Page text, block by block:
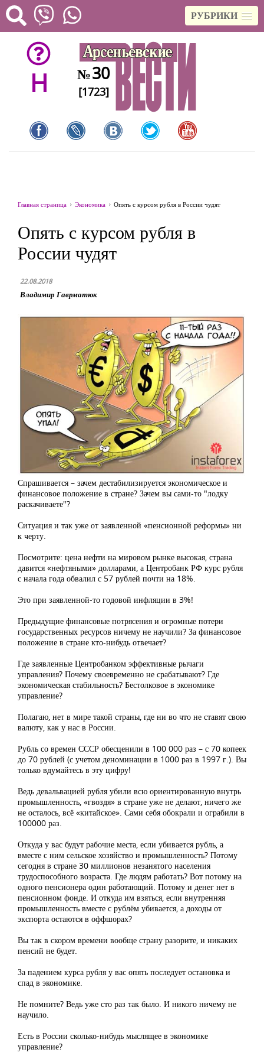
РУБРИКИ
H №30
[1723]
Главная страница Экономика Опять с курсом рубля в России чудят
Опять с курсом рубля в
России чудят
22.08.2018
Владимир Гаврматюк
Спрашивается – зачем дестабилизируется экономическое и
финансовое положение в стране? Зачем вы сами-то "лодку
раскачиваете"?
Ситуация и так уже от заявленной «пенсионной реформы» ни
к черту.
Посмотрите: цена нефти на мировом рынке высокая, страна
давится «нефтяными» долларами, а Центробанк РФ курс рубля
с начала года обвалил с 57 рублей почти на 18%.
Это при заявленной-то годовой инфляции в 3%!
Предыдущие финансовые потрясения и огромные потери
государственных ресурсов ничему не научили? За финансовое
положение в стране кто-нибудь отвечает?
Где заявленные Центробанком эффективные рычаги
управления? Почему своевременно не срабатывают? Где
экономическая стабильность? Бестолковое в экономике
управление?
Полагаю, нет в мире такой страны, где ни во что не ставят свою
валюту, как у нас в России.
Рубль со времен СССР обесценили в 100 000 раз – с 70 копеек
до 70 рублей (с учетом деноминации в 1000 раз в 1997 г.). Вы
только вдумайтесь в эту цифру!
Ведь девальвацией рубля убили всю ориентированную внутрь
промышленность, «гвоздя» в стране уже не делают, ничего же
не осталось, всё «китайское». Сами себя обокрали и ограбили в
100000 раз.
Откуда у вас будут рабочие места, если убивается рубль, а
вместе с ним сельское хозяйство и промышленность? Потому
сегодня в стране 30 миллионов незанятого населения
трудоспособного возраста. Где людям работать? Вот потому на
одного пенсионера один работающий. Потому и денег нет в
пенсионном фонде. И откуда им взяться, если внутренняя
промышленность вместе с рублём убивается, а доходы от
экспорта остаются в оффшорах?
Вы так в скором времени вообще страну разорите, и никаких
пенсий не будет.
За падением курса рубля у вас опять последует остановка и
спад в экономике.
Не помните? Ведь уже сто раз так было. И никого ничему не
научило.
Есть в России сколько-нибудь мыслящее в экономике
управление?